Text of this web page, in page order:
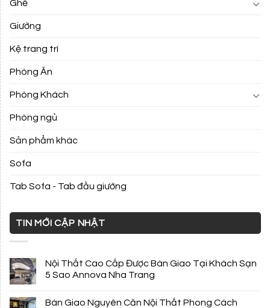
Ghế
Giường
Kệ trang trí
Phòng Ăn
Phòng Khách
Phòng ngủ
Sản phẩm khác
Sofa
Tab Sofa - Tab đầu giường
TIN MỚI CẬP NHẬT
Nội Thất Cao Cấp Được Bàn Giao Tại Khách Sạn
5 Sao Annova Nha Trang
Bàn Giao Nguyên Căn Nội Thất Phong Cách